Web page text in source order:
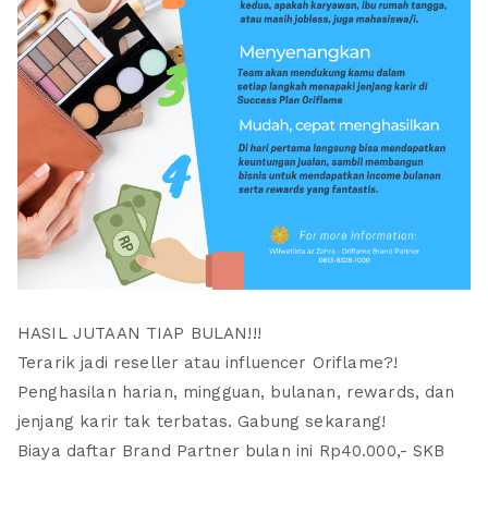
HASIL JUTAAN TIAP BULAN!!!
Terarik jadi reseller atau influencer Oriflame?!
Penghasilan harian, mingguan, bulanan, rewards, dan
jenjang karir tak terbatas. Gabung sekarang!
Biaya daftar Brand Partner bulan ini Rp40.000,- SKB